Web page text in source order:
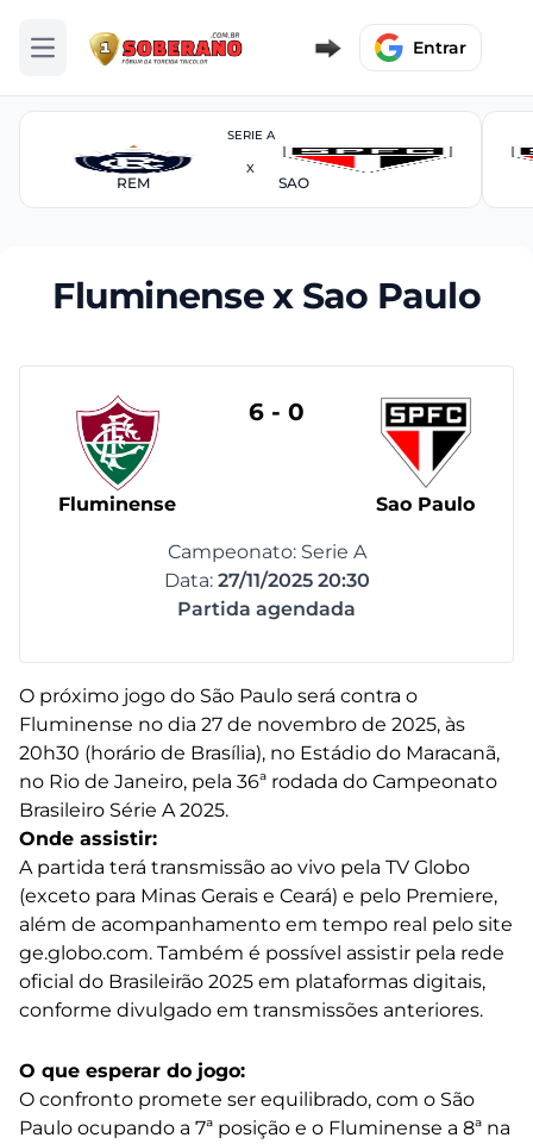
Abrir menu Entrar
SERIE A
REM
X
SAO
Fluminense x Sao Paulo
Fluminense
6 - 0
Sao Paulo
Campeonato: Serie A
Data: 27/11/2025 20:30
Partida agendada
O próximo jogo do São Paulo será contra o
Fluminense no dia 27 de novembro de 2025, às
20h30 (horário de Brasília), no Estádio do Maracanã,
no Rio de Janeiro, pela 36ª rodada do Campeonato
Brasileiro Série A 2025.
Onde assistir:
A partida terá transmissão ao vivo pela TV Globo
(exceto para Minas Gerais e Ceará) e pelo Premiere,
além de acompanhamento em tempo real pelo site
ge.globo.com. Também é possível assistir pela rede
oficial do Brasileirão 2025 em plataformas digitais,
conforme divulgado em transmissões anteriores.
O que esperar do jogo:
O confronto promete ser equilibrado, com o São
Paulo ocupando a 7ª posição e o Fluminense a 8ª na